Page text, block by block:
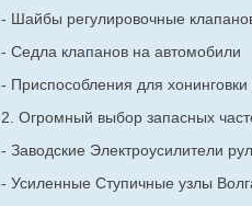
- Шайбы регулировочные
- Седла клапанов на автомобили
- Приспособления для
2. Огромный выбор запасных
- Заводские Электроусилители
- Усиленные Ступичные узлы